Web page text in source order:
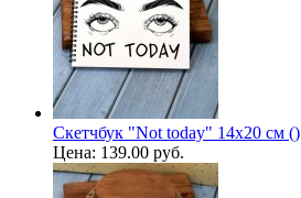
Скетчбук "Not today" 14х20 см ()
Цена: 139.00 руб.